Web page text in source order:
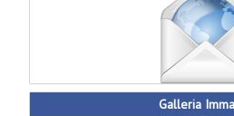
Galleria